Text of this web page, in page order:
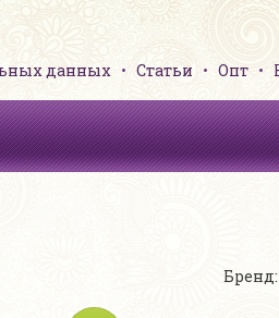
данных Статьи Опт
Бренд: